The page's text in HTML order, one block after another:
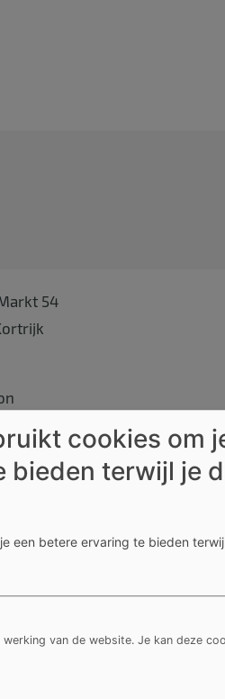
54
74 00
cookies om
bieden terwijl je
een betere ervaring te bieden
van de website. Je kan deze